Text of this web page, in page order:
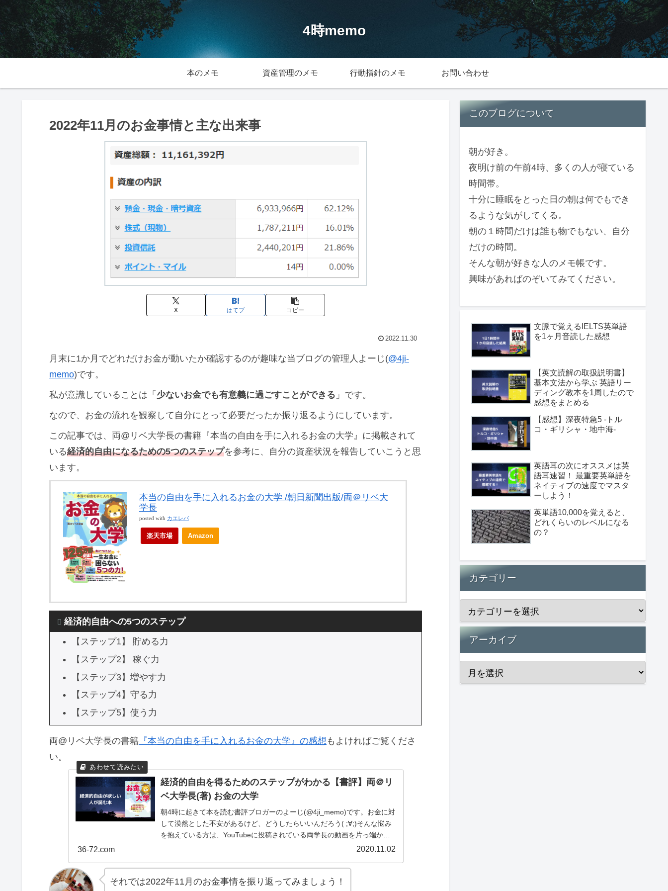
4時memo
本のメモ 資産管理のメモ 行動指針のメモ お問い合わせ
2022年11月のお金事情と主な出来事
X はてブ コピー
2022.11.30
月末に1か月でどれだけお金が動いたか確認するのが趣味な当ブログの管理人よーじ(@4ji-
memo)です。
私が意識していることは「 少ないお金でも有意義に過ごすことができる 」です。
なので、お金の流れを観察して自分にとって必要だったか振り返るようにしています。
この記事では、両@リベ大学長の書籍『本当の自由を手に入れるお金の大学』に掲載されて
いる経済的自由になるための5つのステップを参考に、自分の資産状況を報告していこうと思
います。
本当の自由を手に入れるお金の大学 /朝日新聞出版/両＠リベ大
学長
posted with カエレバ
楽天市場 Amazon
経済的自由への5つのステップ
【ステップ1】 貯める力
【ステップ2】 稼ぐ力
【ステップ3】増やす力
【ステップ4】守る力
【ステップ5】使う力
両@リベ大学長の書籍 『本当の自由を手に入れるお金の大学』の感想 もよければご覧くださ
い。
経済的自由を得るためのステップがわかる【書評】両＠リ
ベ大学長(著) お金の大学
朝4時に起きて本を読む書評ブロガーのよーじ(@4ji_memo)です。お金に対
して漠然とした不安があるけど、どうしたらいいんだろう( ;∀;)そんな悩み
を抱えている方は、YouTubeに投稿されている両学長の動画を片っ端から
36-72.com 2020.11.02
それでは2022年11月のお金事情を振り返ってみましょう！
このブログについて
朝が好き。
夜明け前の午前4時、多くの人が寝ている
時間帯。
十分に睡眠をとった日の朝は何でもでき
るような気がしてくる。
朝の１時間だけは誰も物でもない、自分
だけの時間。
そんな朝が好きな人のメモ帳です。
興味があればのぞいてみてください。
文脈で覚えるIELTS英単語
を1ヶ月音読した感想
【英文読解の取扱説明書】
基本文法から学ぶ 英語リー
ディング教本を1周したので
感想をまとめる
【感想】深夜特急5 -トル
コ・ギリシャ・地中海-
英語耳の次にオススメは英
語耳速習！ 最重要英単語を
ネイティブの速度でマスタ
ーしよう！
英単語10,000を覚えると、
どれくらいのレベルになる
の？
カテゴリー
アーカイブ